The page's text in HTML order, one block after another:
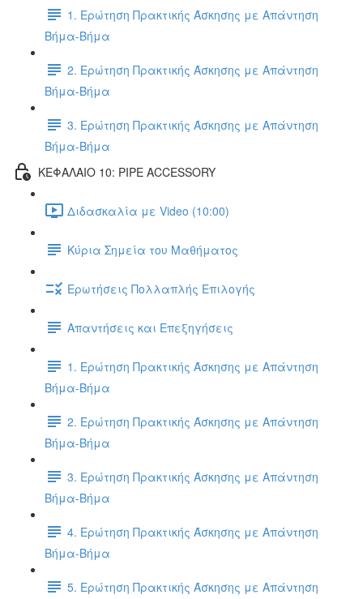
1. Ερώτηση Πρακτικής Άσκησης με Απάντηση
Βήμα-Βήμα
2. Ερώτηση Πρακτικής Άσκησης με Απάντηση
Βήμα-Βήμα
3. Ερώτηση Πρακτικής Άσκησης με Απάντηση
Βήμα-Βήμα
ΚΕΦΑΛΑΙΟ 10: PIPE ACCESSORY
Διδασκαλία με Video (10:00)
Κύρια Σημεία του Μαθήματος
Ερωτήσεις Πολλαπλής Επιλογής
Απαντήσεις και Επεξηγήσεις
1. Ερώτηση Πρακτικής Άσκησης με Απάντηση
Βήμα-Βήμα
2. Ερώτηση Πρακτικής Άσκησης με Απάντηση
Βήμα-Βήμα
3. Ερώτηση Πρακτικής Άσκησης με Απάντηση
Βήμα-Βήμα
4. Ερώτηση Πρακτικής Άσκησης με Απάντηση
Βήμα-Βήμα
5. Ερώτηση Πρακτικής Άσκησης με Απάντηση